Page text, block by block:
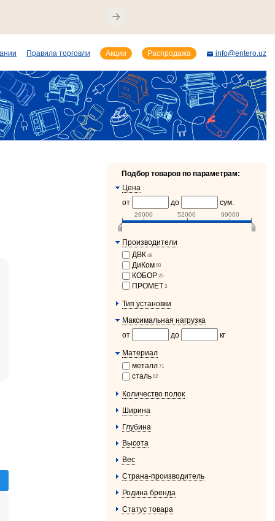
Подбор товаров по параметрам:
Цена
от
до сум.
26000 52000 99000
Производители
ДВК 48
ДиКом 60
КОБОР 25
ПРОМЕТ 3
Тип установки
Максимальная нагрузка
от
до кг
Материал
металл 71
сталь 62
Количество полок
Ширина
Глубина
Высота
Вес
Страна-производитель
Родина бренда
Статус товара
Правила торговли Акции Распродажа info@entero.uz